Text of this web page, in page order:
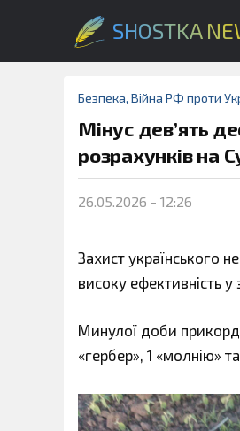
SHOSTKA
Безпека, Війна РФ проти
Мінус дев’ять
розрахунків на
26.05.2026 - 12:26
Захист українського
високу ефективність
Минулої доби
«гербер», 1 «молнію»